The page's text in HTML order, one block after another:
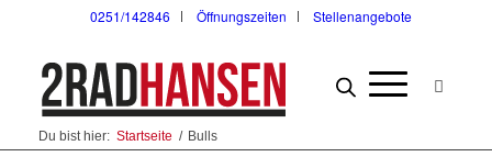
0251/142846 Öffnungszeiten Stellenangebote
Du bist hier: Startseite / Bulls